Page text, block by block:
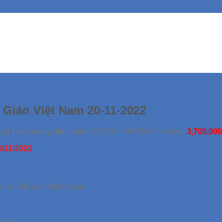
Việt Nam 20-11-2022
Halo mang đến nhiều ƯU ĐÃI HẤP DẪN lên đến 3,705,000
11/2022
ưu đãi cực khủng sau: